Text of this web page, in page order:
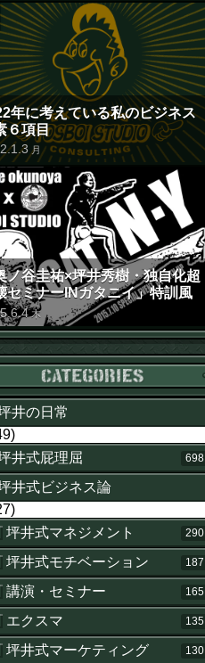
年に考えている私のビジネス
６項目
.1 .3 月
ノ谷圭祐×坪井秀樹・独自化超
セミナーINガタニイ」特訓風
画（苦笑）
.6.4 木
井の日常
井式屁理屈
698
井式ビジネス論
坪井式マネジメント
290
坪井式モチベーション 187
講演・セミナー 165
エクスマ 135
坪井式マーケティング 130